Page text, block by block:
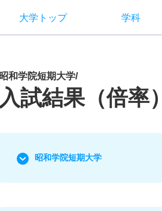
大学トップ 学科
昭和学院短期大学/
入試結果（倍率）
昭和学院短期大学